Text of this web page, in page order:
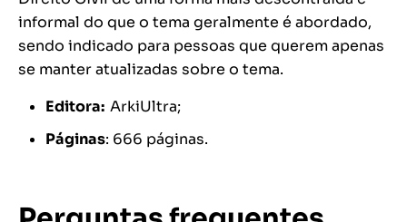
informal do que o tema geralmente é abordado,
sendo indicado para pessoas que querem apenas
se manter atualizadas sobre o tema.
Editora: ‎ ArkiUltra;
Páginas: 666 páginas.